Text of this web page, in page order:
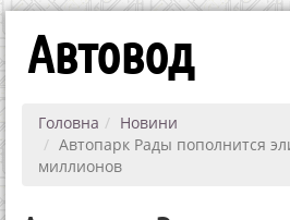
Автовод
Головна
Новини
Автопарк Рады пополнится
миллионов